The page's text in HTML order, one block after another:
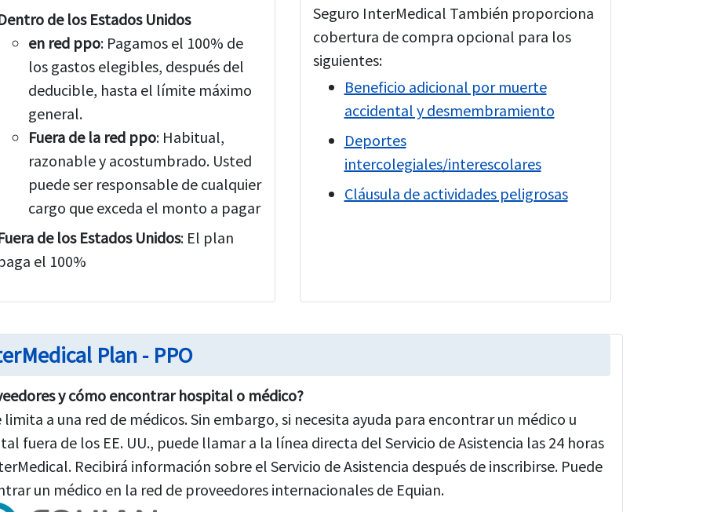
de los Estados Unidos
en red ppo: Pagamos el 100% de
los gastos elegibles, después del
deducible, hasta el límite máximo
general.
Fuera de la red ppo: Habitual,
razonable y acostumbrado. Usted
puede ser responsable de cualquier
cargo que exceda el monto a pagar
de los Estados Unidos: El plan
el 100%
Seguro InterMedical También proporciona
cobertura de compra opcional para los
siguientes:
Beneficio adicional por muerte
accidental y desmembramiento
Deportes
intercolegiales/interescolares
Cláusula de actividades peligrosas
Plan - PPO
y cómo encontrar hospital o médico?
limita a una red de médicos. Sin embargo, si necesita ayuda para encontrar un médico u
fuera de los EE. UU., puede llamar a la línea directa del Servicio de Asistencia las 24 horas
Recibirá información sobre el Servicio de Asistencia después de inscribirse. Puede
un médico en la red de proveedores internacionales de Equian.